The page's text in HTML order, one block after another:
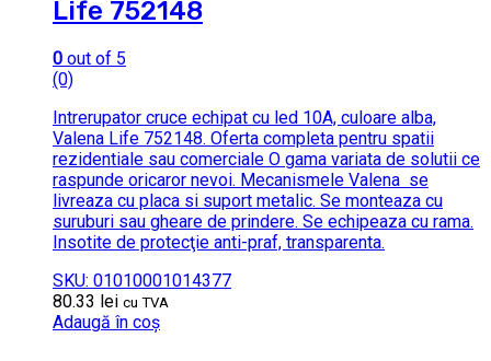
Life 752148
0 out of 5
(0)
Intrerupator cruce echipat cu led 10A, culoare alba,
Valena Life 752148. Oferta completa pentru spatii
rezidentiale sau comerciale O gama variata de solutii ce
raspunde oricaror nevoi. Mecanismele Valena se
livreaza cu placa si suport metalic. Se monteaza cu
suruburi sau gheare de prindere. Se echipeaza cu rama.
Insotite de protecţie anti-praf, transparenta.
SKU: 01010001014377
80.33 lei cu TVA
Adaugă în coș